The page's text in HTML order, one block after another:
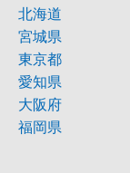
北海道
宮城県
東京都
愛知県
大阪府
福岡県